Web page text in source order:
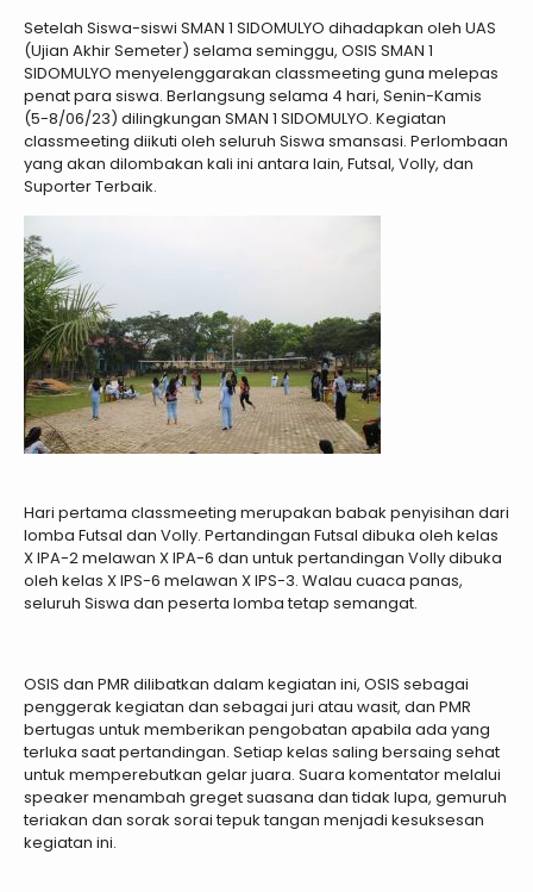
Setelah Siswa-siswi SMAN 1 SIDOMULYO dihadapkan oleh UAS
(Ujian Akhir Semeter) selama seminggu, OSIS SMAN 1
SIDOMULYO menyelenggarakan classmeeting guna melepas
penat para siswa. Berlangsung selama 4 hari, Senin-Kamis
(5-8/06/23) dilingkungan SMAN 1 SIDOMULYO. Kegiatan
classmeeting diikuti oleh seluruh Siswa smansasi. Perlombaan
yang akan dilombakan kali ini antara lain, Futsal, Volly, dan
Suporter Terbaik.
Hari pertama classmeeting merupakan babak penyisihan dari
lomba Futsal dan Volly. Pertandingan Futsal dibuka oleh kelas
X IPA-2 melawan X IPA-6 dan untuk pertandingan Volly dibuka
oleh kelas X IPS-6 melawan X IPS-3. Walau cuaca panas,
seluruh Siswa dan peserta lomba tetap semangat.
OSIS dan PMR dilibatkan dalam kegiatan ini, OSIS sebagai
penggerak kegiatan dan sebagai juri atau wasit, dan PMR
bertugas untuk memberikan pengobatan apabila ada yang
terluka saat pertandingan. Setiap kelas saling bersaing sehat
untuk memperebutkan gelar juara. Suara komentator melalui
speaker menambah greget suasana dan tidak lupa, gemuruh
teriakan dan sorak sorai tepuk tangan menjadi kesuksesan
kegiatan ini.